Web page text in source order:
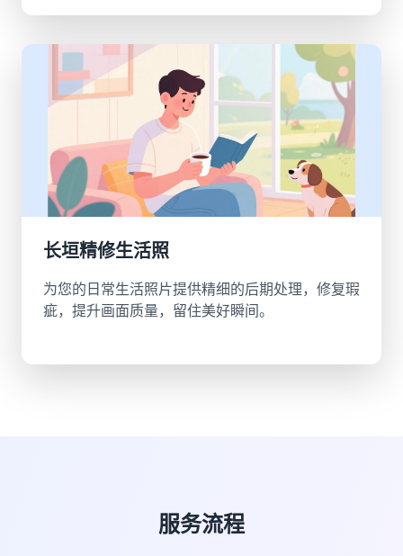
长垣精修生活照
为您的日常生活照片提供精细的后期处理，修复瑕
疵，提升画面质量，留住美好瞬间。
服务流程